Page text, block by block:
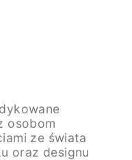
osobom
ze świata
oraz designu